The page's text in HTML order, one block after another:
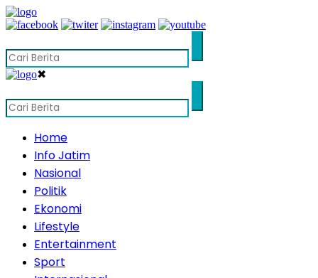
✖
Home
Info Jatim
Nasional
Politik
Ekonomi
Lifestyle
Entertainment
Sport